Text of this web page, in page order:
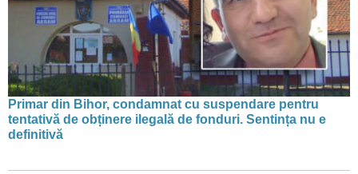
Primar din Bihor, condamnat cu suspendare pentru
tentativă de obținere ilegală de fonduri. Sentința nu e
definitivă